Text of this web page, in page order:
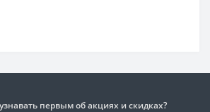
первым об акциях и скидках?